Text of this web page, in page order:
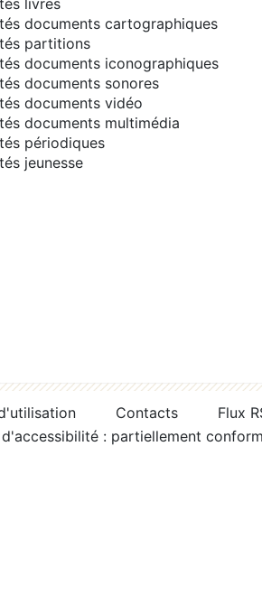
livres
documents cartographiques
partitions
documents iconographiques
documents sonores
documents vidéo
documents multimédia
périodiques
jeunesse
Contacts
Flux
: partiellement